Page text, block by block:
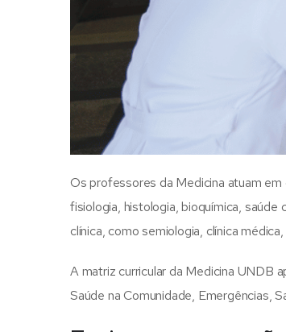
Os professores da Medicina atuam
fisiologia, histologia, bioquímica, saúde
clínica, como semiologia, clínica
A matriz curricular da Medicina UNDB
Saúde na Comunidade, Emergências,